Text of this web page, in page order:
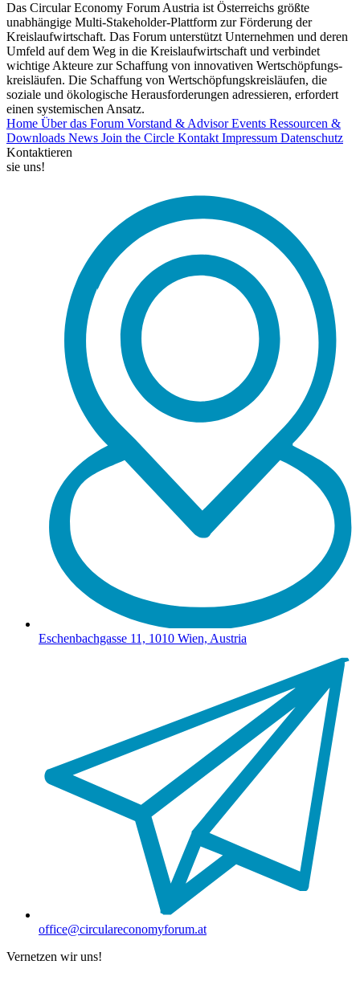
Das Circular Economy Forum Austria ist Österreichs größte
unabhängige Multi-Stakeholder-Plattform zur Förderung der
Kreislaufwirtschaft. Das Forum unterstützt Unternehmen und deren
Umfeld auf dem Weg in die Kreislaufwirtschaft und verbindet
wichtige Akteure zur Schaffung von innovativen Wertschöpfungs-
kreisläufen. Die Schaffung von Wertschöpfungskreisläufen, die
soziale und ökologische Herausforderungen adressieren, erfordert
einen systemischen Ansatz.
Home Über das Forum Vorstand & AdvisorEvents Ressourcen &
Downloads News Join the Circle KontaktImpressum Datenschutz
Kontaktieren
sie uns!
Eschenbachgasse 11, 1010 Wien, Austria
office@circulareconomyforum.at
Vernetzen wir uns!